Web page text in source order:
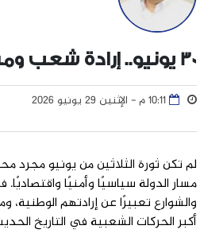
30 يونيو.. إرادة شعب ومسيرة وطن
لم تكن ثورة الثلاثين من يونيو
مسار الدولة سياسيًا وأمنيًا
والشوارع تعبيرًا عن إرادتهم
أكبر الحركات الشعبية في التاريخ